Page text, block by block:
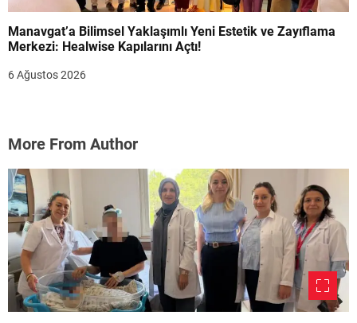
Manavgat’a Bilimsel Yaklaşımlı Yeni Estetik ve Zayıflama
Merkezi: Healwise Kapılarını Açtı!
6 Ağustos 2026
More From Author